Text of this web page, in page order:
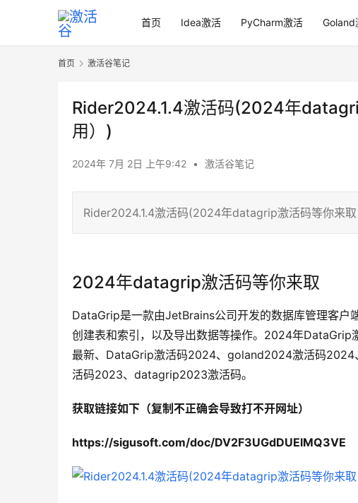
首页 Idea激活 PyCharm激活 Goland
首页 激活谷笔记
Rider2024.1.4激活码(2024年
用）)
2024年 7月 2日 上午9:42 • 激活谷笔记
Rider2024.1.4激活码(2024年datagrip激活码等你来
2024年datagrip激活码等你来取
DataGrip是一款由JetBrains公司开发的数据库管理客户
创建表和索引，以及导出数据等操作。2024年
最新、DataGrip激活码2024、goland2024激活码
活码2023、datagrip2023激活码。
获取链接如下（复制不正确会导致打不开网址）
https://sigusoft.com/doc/DV2F3UGdDUElMQ3VE